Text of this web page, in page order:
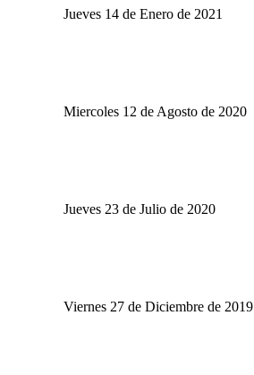
Jueves 14 de Enero de 2021
Miercoles 12 de Agosto de 2020
Jueves 23 de Julio de 2020
Viernes 27 de Diciembre de 2019